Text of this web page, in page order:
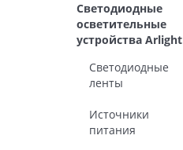
Светодиодные
осветительные
устройства Arlight
Светодиодные
ленты
Источники
питания